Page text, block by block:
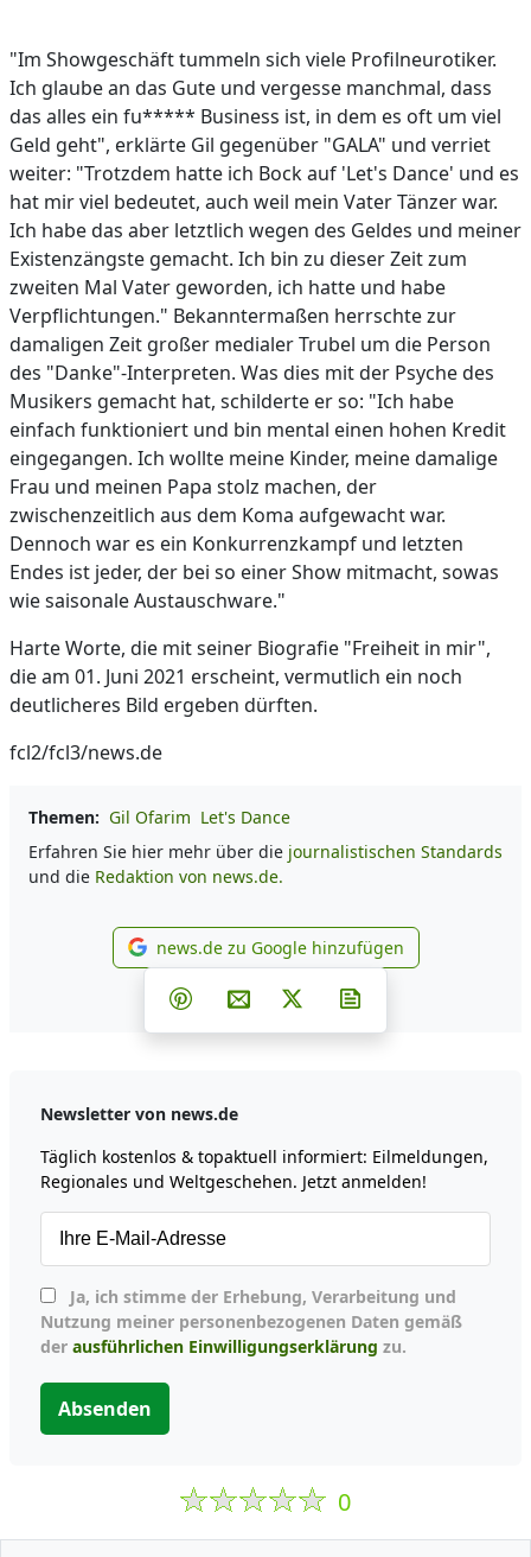
"Im Showgeschäft tummeln sich viele Profilneurotiker.
Ich glaube an das Gute und vergesse manchmal, dass
das alles ein fu***** Business ist, in dem es oft um viel
Geld geht", erklärte Gil gegenüber "GALA" und verriet
weiter: "Trotzdem hatte ich Bock auf 'Let's Dance' und es
hat mir viel bedeutet, auch weil mein Vater Tänzer war.
Ich habe das aber letztlich wegen des Geldes und meiner
Existenzängste gemacht. Ich bin zu dieser Zeit zum
zweiten Mal Vater geworden, ich hatte und habe
Verpflichtungen." Bekanntermaßen herrschte zur
damaligen Zeit großer medialer Trubel um die Person
des "Danke"-Interpreten. Was dies mit der Psyche des
Musikers gemacht hat, schilderte er so: "Ich habe
einfach funktioniert und bin mental einen hohen Kredit
eingegangen. Ich wollte meine Kinder, meine damalige
Frau und meinen Papa stolz machen, der
zwischenzeitlich aus dem Koma aufgewacht war.
Dennoch war es ein Konkurrenzkampf und letzten
Endes ist jeder, der bei so einer Show mitmacht, sowas
wie saisonale Austauschware."
Harte Worte, die mit seiner Biografie "Freiheit in mir",
die am 01. Juni 2021 erscheint, vermutlich ein noch
deutlicheres Bild ergeben dürften.
fcl2/fcl3/news.de
Themen: Gil Ofarim Let's Dance
Erfahren Sie hier mehr über die journalistischen Standards
und die Redaktion von news.de.
news.de zu Google
news.de zu Google hinzufügen
Teilen auf Facebook
Teilen auf Whatsapp
Teilen auf Telegram
Teilen auf Pinterest
Per E-Mail teilen
Post auf X
Newsletter von news.de
Täglich kostenlos & topaktuell informiert: Eilmeldungen,
Regionales und Weltgeschehen. Jetzt anmelden!
Nutzung meiner personenbezogenen Daten gemäß
der ausführlichen Einwilligungserklärung zu.
Absenden
0